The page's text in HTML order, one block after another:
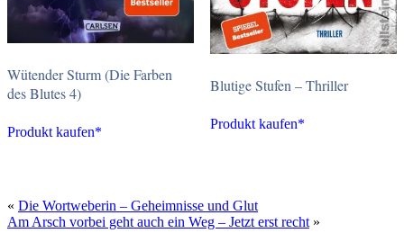
Wütender Sturm (Die Farben
des Blutes 4)
Produkt kaufen*
Blutige Stufen – Thriller
Produkt kaufen*
« Die Wortweberin – Geheimnisse und Glut
Am Arsch vorbei geht auch ein Weg – Jetzt erst recht »